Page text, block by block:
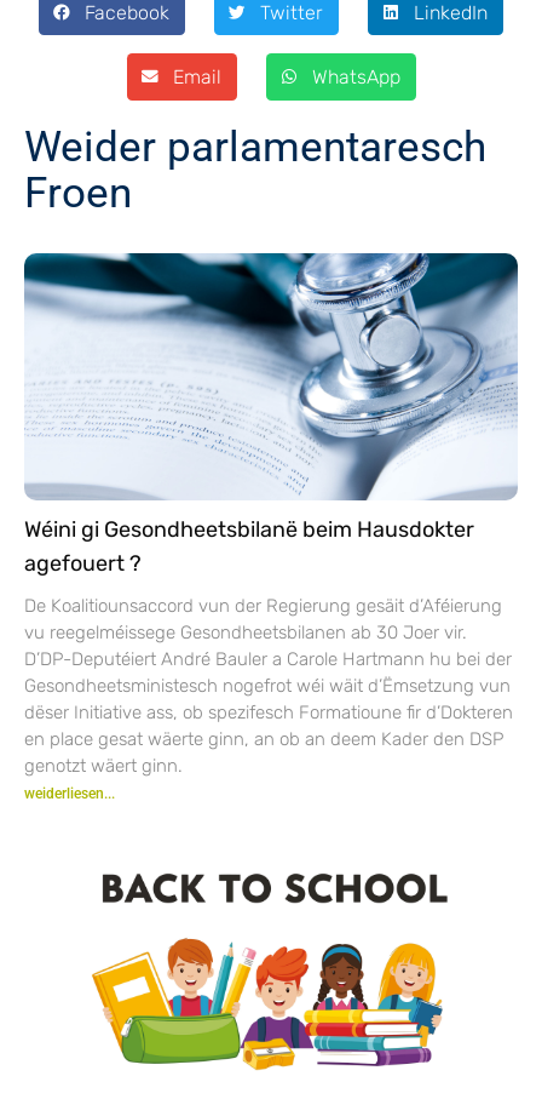
Facebook Twitter LinkedIn
Email WhatsApp
Weider parlamentaresch
Froen
Wéini gi Gesondheetsbilanë beim Hausdokter
agefouert ?
De Koalitiounsaccord vun der Regierung gesäit d’Aféierung
vu reegelméissege Gesondheetsbilanen ab 30 Joer vir.
D’DP-Deputéiert André Bauler a Carole Hartmann hu bei der
Gesondheetsministesch nogefrot wéi wäit d’Ëmsetzung vun
dëser Initiative ass, ob spezifesch Formatioune fir d’Dokteren
en place gesat wäerte ginn, an ob an deem Kader den DSP
genotzt wäert ginn.
weiderliesen...